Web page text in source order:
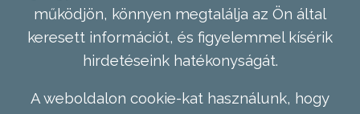
működjön, könnyen megtalálja az Ön által
keresett információt, és figyelemmel kísérik
hirdetéseink hatékonyságát.
A weboldalon cookie-kat használunk, hogy